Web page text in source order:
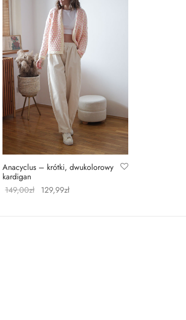
Anacyclus – krótki, dwukolorowy
kardigan
149,00zł 129,99zł